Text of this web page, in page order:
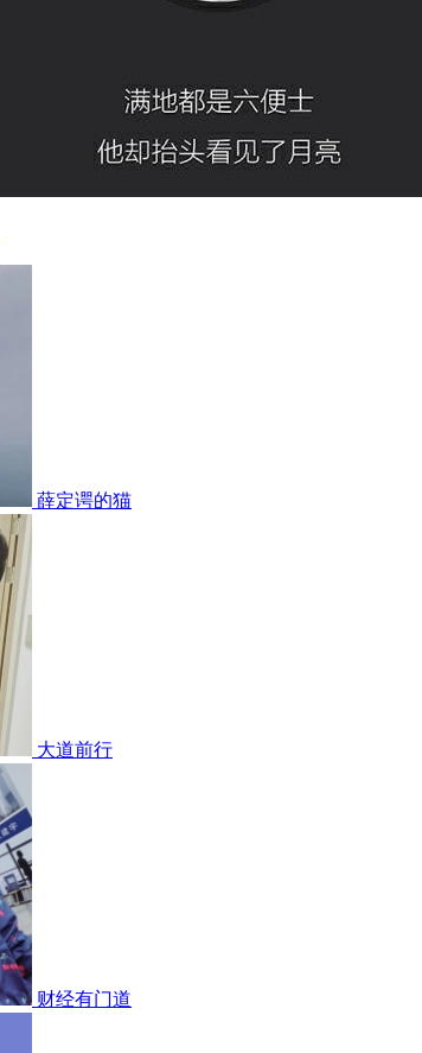
薛定谔的猫
大道前行
财经有门道